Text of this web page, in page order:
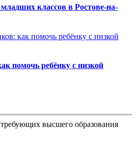
классов в Ростове-на-
помочь ребёнку с низкой